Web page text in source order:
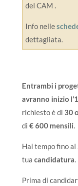
del CAM .
Info nelle
dettagliata.
Entrambi i
avranno inizio
richiesto è di 30
di € 600 mensili.
Hai tempo fino al
tua candidatura.
Prima di